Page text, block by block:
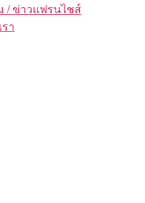
/ ข่าวแฟรนไชส์
า